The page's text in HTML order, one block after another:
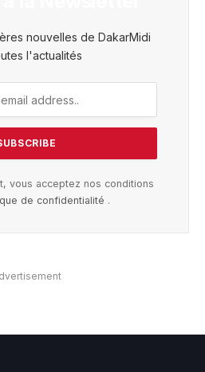
nouvelles de DakarMidi
l'actualités
vous acceptez nos conditions
de confidentialité .